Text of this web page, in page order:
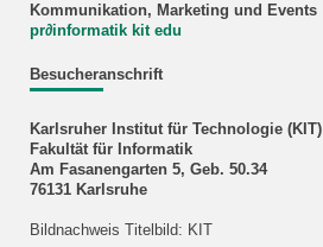
Kommunikation, Marketing und Events
pr∂informatik kit edu
Besucheranschrift
Karlsruher Institut für Technologie (KIT)
Fakultät für Informatik
Am Fasanengarten 5, Geb. 50.34
76131 Karlsruhe
Bildnachweis Titelbild: KIT